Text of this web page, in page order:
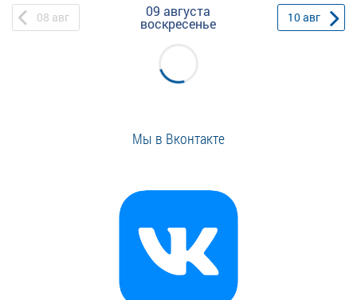
08 авг 09 августа
воскресенье 10авг
Мы в Вконтакте